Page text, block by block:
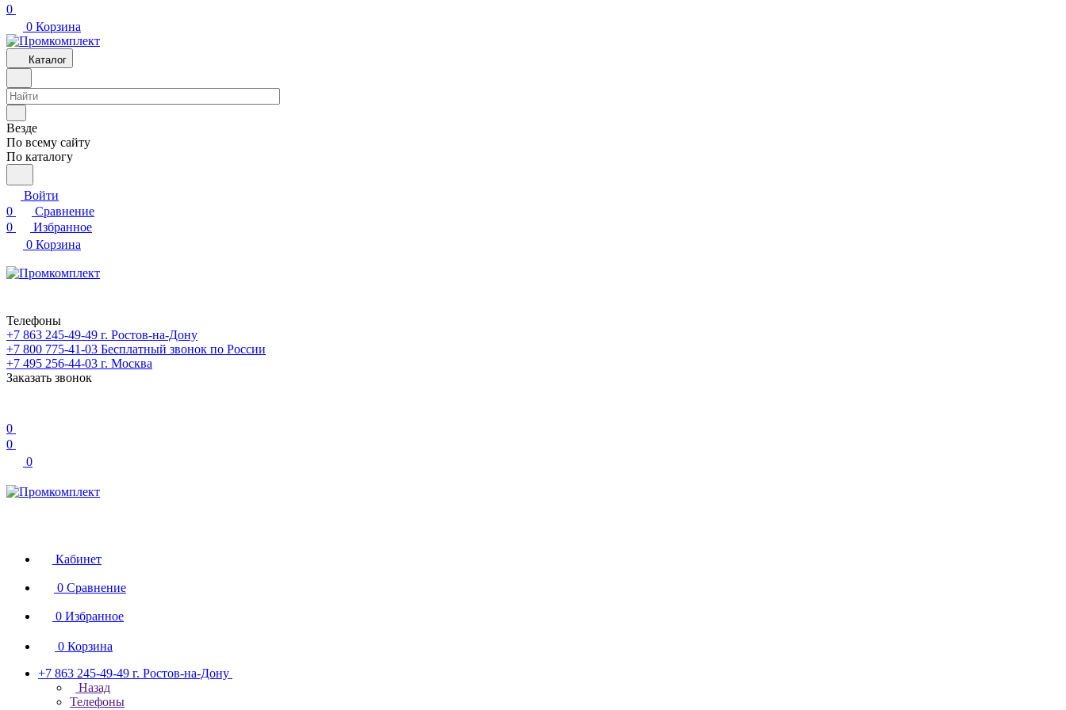
0
0 Корзина
Каталог
Везде
По всему сайту
По каталогу
Войти
0
Сравнение
0
Избранное
0 Корзина
Телефоны
+7 863 245-49-49 г. Ростов-на-Дону
+7 800 775-41-03 Бесплатный звонок по России
+7 495 256-44-03 г. Москва
Заказать звонок
0
0
0
Кабинет
0 Сравнение
0 Избранное
0 Корзина
+7 863 245-49-49 г. Ростов-на-Дону
Назад
Телефоны